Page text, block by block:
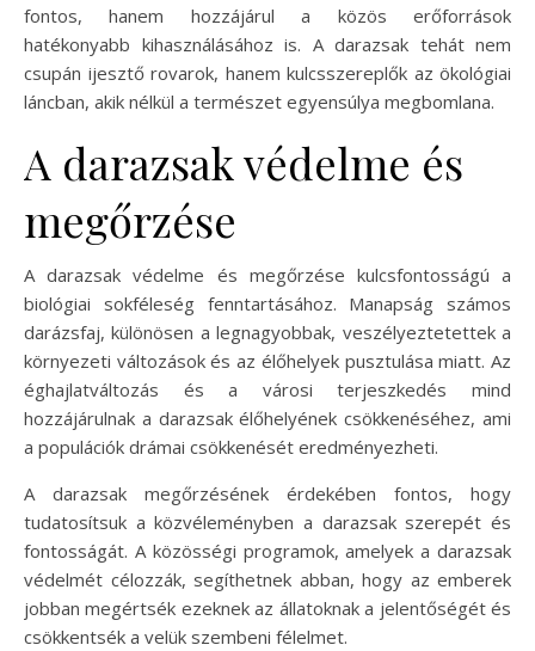
fontos, hanem hozzájárul a közös erőforrások
hatékonyabb kihasználásához is. A darazsak tehát nem
csupán ijesztő rovarok, hanem kulcsszereplők az ökológiai
láncban, akik nélkül a természet egyensúlya megbomlana.
A darazsak védelme és
megőrzése
A darazsak védelme és megőrzése kulcsfontosságú a
biológiai sokféleség fenntartásához. Manapság számos
darázsfaj, különösen a legnagyobbak, veszélyeztetettek a
környezeti változások és az élőhelyek pusztulása miatt. Az
éghajlatváltozás és a városi terjeszkedés mind
hozzájárulnak a darazsak élőhelyének csökkenéséhez, ami
a populációk drámai csökkenését eredményezheti.
A darazsak megőrzésének érdekében fontos, hogy
tudatosítsuk a közvéleményben a darazsak szerepét és
fontosságát. A közösségi programok, amelyek a darazsak
védelmét célozzák, segíthetnek abban, hogy az emberek
jobban megértsék ezeknek az állatoknak a jelentőségét és
csökkentsék a velük szembeni félelmet.